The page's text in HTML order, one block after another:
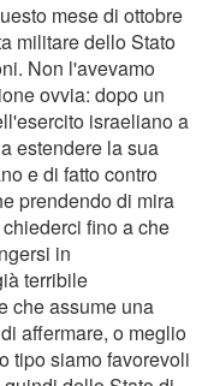
mese di ottobre
militare dello Stato
Non l'avevamo
ovvia: dopo un
israeliano a
estendere la sua
e di fatto contro
prendendo di mira
fino a che
in
terribile
che assume una
affermare, o meglio
tipo siamo favorevoli